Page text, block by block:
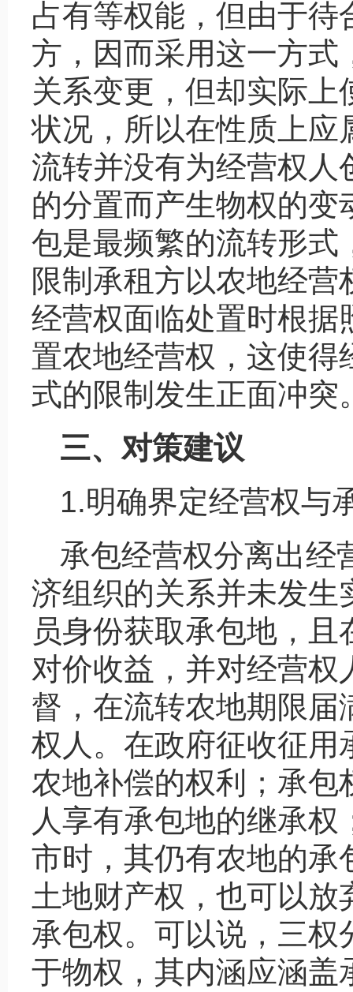
占有等权能，但由于
方，因而采用这一方式
关系变更，但却实际
状况，所以在性质上应
流转并没有为经营权人
的分置而产生物权的
包是最频繁的流转形式
限制承租方以农地经
经营权面临处置时根据
置农地经营权，这使得
式的限制发生正面冲突
三、对策建议
1.明确界定经营权与
承包经营权分离出经
济组织的关系并未发生
员身份获取承包地，
对价收益，并对经营
督，在流转农地期限届
权人。在政府征收征用
农地补偿的权利；承包
人享有承包地的继承
市时，其仍有农地的承
土地财产权，也可以
承包权。可以说，三权
于物权，其内涵应涵盖